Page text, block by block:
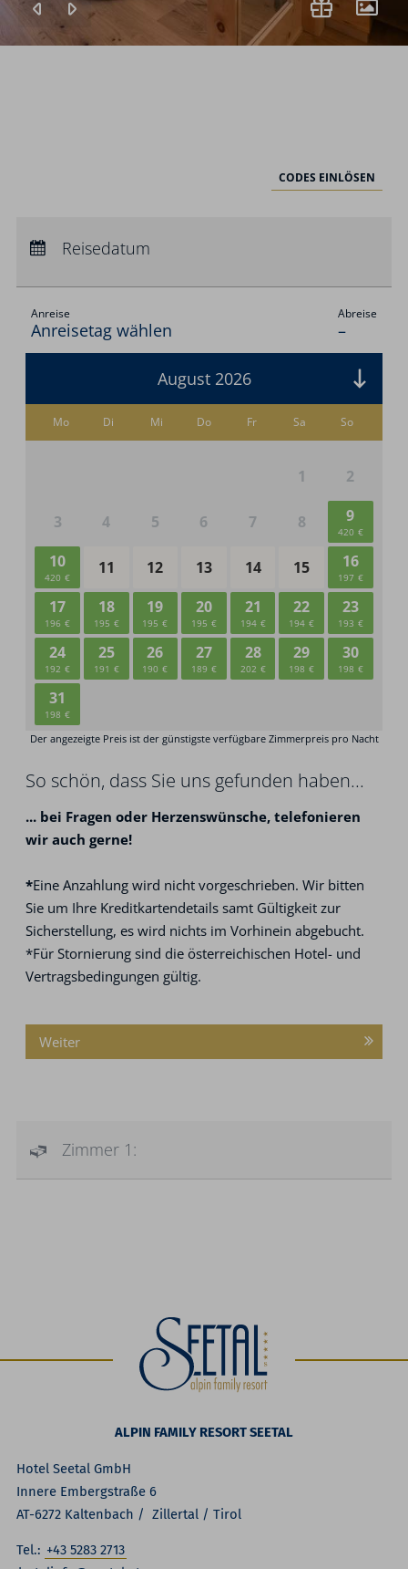
CODES EINLÖSEN
Abreise:keine Auswahl
Reisedatum
So schön, dass Sie uns gefunden haben...
... bei Fragen oder Herzenswünsche, telefonieren
wir auch gerne!
*Eine Anzahlung wird nicht vorgeschrieben. Wir bitten
Sie um Ihre Kreditkartendetails samt Gültigkeit zur
Sicherstellung, es wird nichts im Vorhinein abgebucht.
*Für Stornierung sind die österreichischen Hotel- und
Vertragsbedingungen gültig.
Weiter
Zimmer 1:
ALPIN FAMILY RESORT SEETAL
Hotel Seetal GmbH
Innere Embergstraße 6
AT-6272 Kaltenbach / Zillertal / Tirol
Tel.: +43 5283 2713